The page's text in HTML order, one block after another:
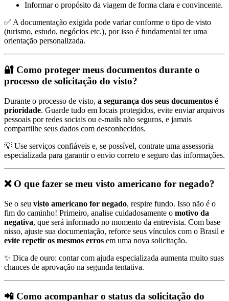
Informar o propósito da viagem de forma clara e convincente.
✅ A documentação exigida pode variar conforme o tipo de visto
(turismo, estudo, negócios etc.), por isso é fundamental ter uma
orientação personalizada.
🔐 Como proteger meus documentos durante o
processo de solicitação do visto?
Durante o processo de visto, a segurança dos seus documentos é
prioridade. Guarde tudo em locais protegidos, evite enviar arquivos
pessoais por redes sociais ou e-mails não seguros, e jamais
compartilhe seus dados com desconhecidos.
💡 Use serviços confiáveis e, se possível, contrate uma assessoria
especializada para garantir o envio correto e seguro das informações.
❌ O que fazer se meu visto americano for negado?
Se o seu visto americano for negado, respire fundo. Isso não é o
fim do caminho! Primeiro, analise cuidadosamente o motivo da
negativa, que será informado no momento da entrevista. Com base
nisso, ajuste sua documentação, reforce seus vínculos com o Brasil e
evite repetir os mesmos erros em uma nova solicitação.
✨ Dica de ouro: contar com ajuda especializada aumenta muito suas
chances de aprovação na segunda tentativa.
📲 Como acompanhar o status da solicitação do